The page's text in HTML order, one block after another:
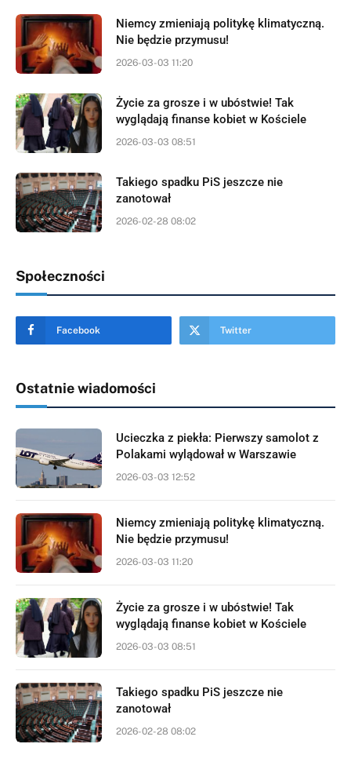
Niemcy zmieniają politykę klimatyczną.
Nie będzie przymusu!
2026-03-03 11:20
Życie za grosze i w ubóstwie! Tak
wyglądają finanse kobiet w Kościele
2026-03-03 08:51
Takiego spadku PiS jeszcze nie
zanotował
2026-02-28 08:02
Społeczności
Facebook Twitter
Ostatnie wiadomości
Ucieczka z piekła: Pierwszy samolot z
Polakami wylądował w Warszawie
2026-03-03 12:52
Niemcy zmieniają politykę klimatyczną.
Nie będzie przymusu!
2026-03-03 11:20
Życie za grosze i w ubóstwie! Tak
wyglądają finanse kobiet w Kościele
2026-03-03 08:51
Takiego spadku PiS jeszcze nie
zanotował
2026-02-28 08:02